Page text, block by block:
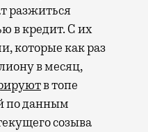
разжиться
в кредит. С их
которые как раз
в месяц,
в топе
по данным
созыва